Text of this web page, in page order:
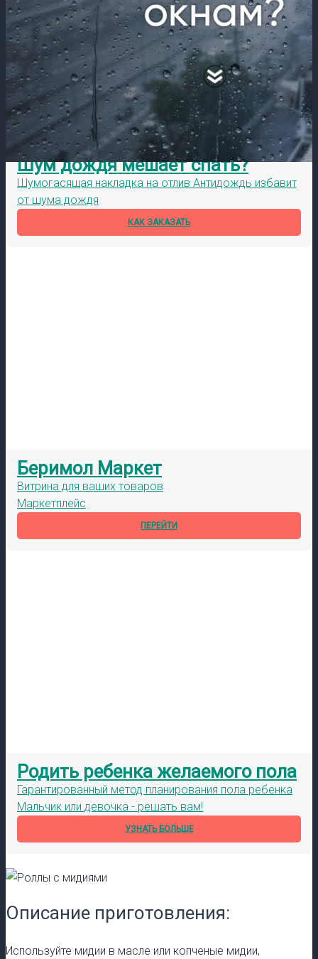
Шум дождя мешает спать?
Шумогасящая накладка на отлив Антидождь избавит
от шума дождя
КАК ЗАКАЗАТЬ
Беримол Маркет
Витрина для ваших товаров
Маркетплейс
ПЕРЕЙТИ
Родить ребенка желаемого пола
Гарантированный метод планирования пола ребенка
Мальчик или девочка - решать вам!
УЗНАТЬ БОЛЬШЕ
Описание приготовления:
Используйте мидии в масле или копченые мидии,